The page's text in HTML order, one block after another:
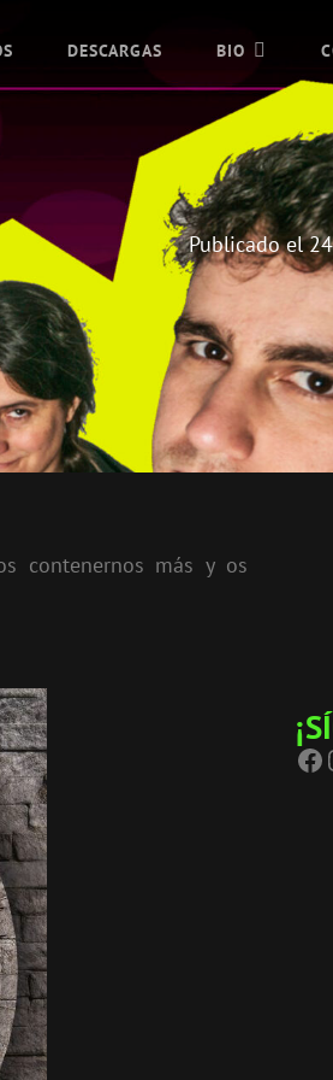
DESCARGAS BIO
Publicado el
contenernos más y os
Facebook